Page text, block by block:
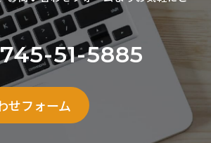
51-5885
せフォーム